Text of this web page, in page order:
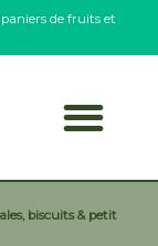
biscuits & petit
de fruits et